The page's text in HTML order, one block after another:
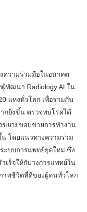
ความร่วมมือในอนาคต
พัฒนา Radiology AI ใน
แห่งทั่วโลก เพื่อร่วมกัน
กยิ่งขึ้น ตรวจพบโรคได้
ยายขอบข่ายการทำงาน
โดยแนวทางความร่วม
ะบบการแพทย์ยุคใหม่ ซึ่ง
เร็จให้กับวงการแพทย์ใน
าพชีวิตที่ดีของผู้คนทั่วโลก